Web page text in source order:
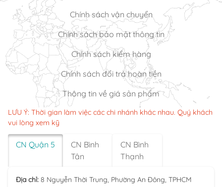
Chính sách vận chuyển
Chính sách bảo mật thông tin
Chính sách kiểm hàng
Chính sách đổi trả hoàn tiền
Thông tin về giá sản phẩm
LƯU Ý: Thời gian làm việc các chi nhánh khác nhau. Quý khách
vui lòng xem kỹ
CN Quận 5
CN Bình
Tân
CN Bình
Thạnh
Địa chỉ: 8 Nguyễn Thời Trung, Phường An Đông, TPHCM